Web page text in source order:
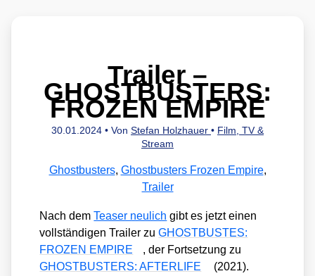
Trailer –
GHOSTBUSTERS:
FROZEN EMPIRE
30.01.2024 • Von Stefan Holzhauer • Film, TV &
Stream
Ghostbusters, Ghostbusters Frozen Empire,
Trailer
Nach demTeaser neu­lich gibt es jetzt einen
voll­stän­di­gen Trai­ler zuGHOSTBUSTES:
FROZEN EMPIRE
, der Fort­set­zung zu
GHOSTBUSTERS: AFTERLIFE
(2021).